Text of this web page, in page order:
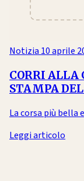
Notizia 10 aprile
CORRI ALLA
STAMPA
La corsa più bella
Leggi articolo